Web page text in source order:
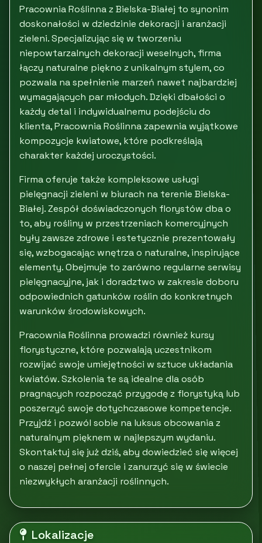
Pracownia Roślinna z Bielska-Białej to synonim
doskonałości w dziedzinie dekoracji i aranżacji
zieleni. Specjalizując się w tworzeniu
niepowtarzalnych dekoracji weselnych, firma
łączy naturalne piękno z unikalnym stylem, co
pozwala na spełnienie marzeń nawet najbardziej
wymagających par młodych. Dzięki dbałości o
każdy detal i indywidualnemu podejściu do
klienta, Pracownia Roślinna zapewnia wyjątkowe
kompozycje kwiatowe, które podkreślają
charakter każdej uroczystości.
Firma oferuje także kompleksowe usługi
pielęgnacji zieleni w biurach na terenie Bielska-
Białej. Zespół doświadczonych florystów dba o
to, aby rośliny w przestrzeniach komercyjnych
były zawsze zdrowe i estetycznie prezentowały
się, wzbogacając wnętrza o naturalne, inspirujące
elementy. Obejmuje to zarówno regularne serwisy
pielęgnacyjne, jak i doradztwo w zakresie doboru
odpowiednich gatunków roślin do konkretnych
warunków środowiskowych.
Pracownia Roślinna prowadzi również kursy
florystyczne, które pozwalają uczestnikom
rozwijać swoje umiejętności w sztuce układania
kwiatów. Szkolenia te są idealne dla osób
pragnących rozpocząć przygodę z florystyką lub
poszerzyć swoje dotychczasowe kompetencje.
Przyjdź i pozwól sobie na luksus obcowania z
naturalnym pięknem w najlepszym wydaniu.
Skontaktuj się już dziś, aby dowiedzieć się więcej
o naszej pełnej ofercie i zanurzyć się w świecie
niezwykłych aranżacji roślinnych.
Lokalizacje